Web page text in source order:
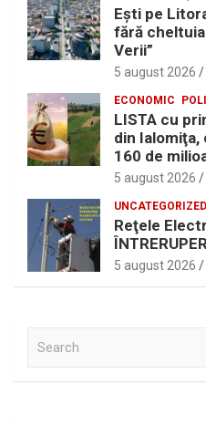
Eşti pe
fără
Verii”
5 august 2026
ECONOMIC
LISTA cu
din Ialomiţa,
160 de
5 august 2026
UNCATEGORIZED
Reţele
5 august 2026